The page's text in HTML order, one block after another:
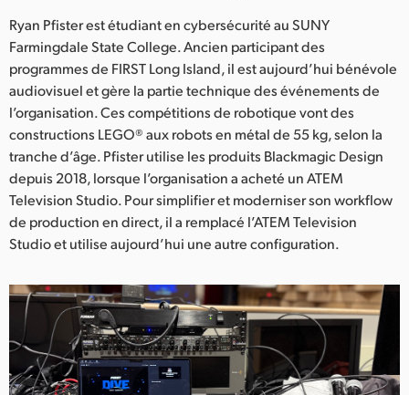
Norway
Poland
Portugal
Singapore
South Africa
Spain
Sweden
Chinese Taipei
Turkey
Ryan Pfister est étudiant en cybersécurité au SUNY
Farmingdale State College. Ancien participant des
programmes de FIRST Long Island, il est aujourd’hui bénévole
audiovisuel et gère la partie technique des événements de
l’organisation. Ces compétitions de robotique vont des
constructions LEGO® aux robots en métal de 55 kg, selon la
tranche d’âge. Pfister utilise les produits Blackmagic Design
depuis 2018, lorsque l’organisation a acheté un ATEM
Television Studio. Pour simplifier et moderniser son workflow
de production en direct, il a remplacé l’ATEM Television
Studio et utilise aujourd’hui une autre configuration.